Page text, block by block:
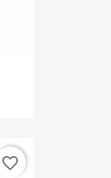
favorite_border